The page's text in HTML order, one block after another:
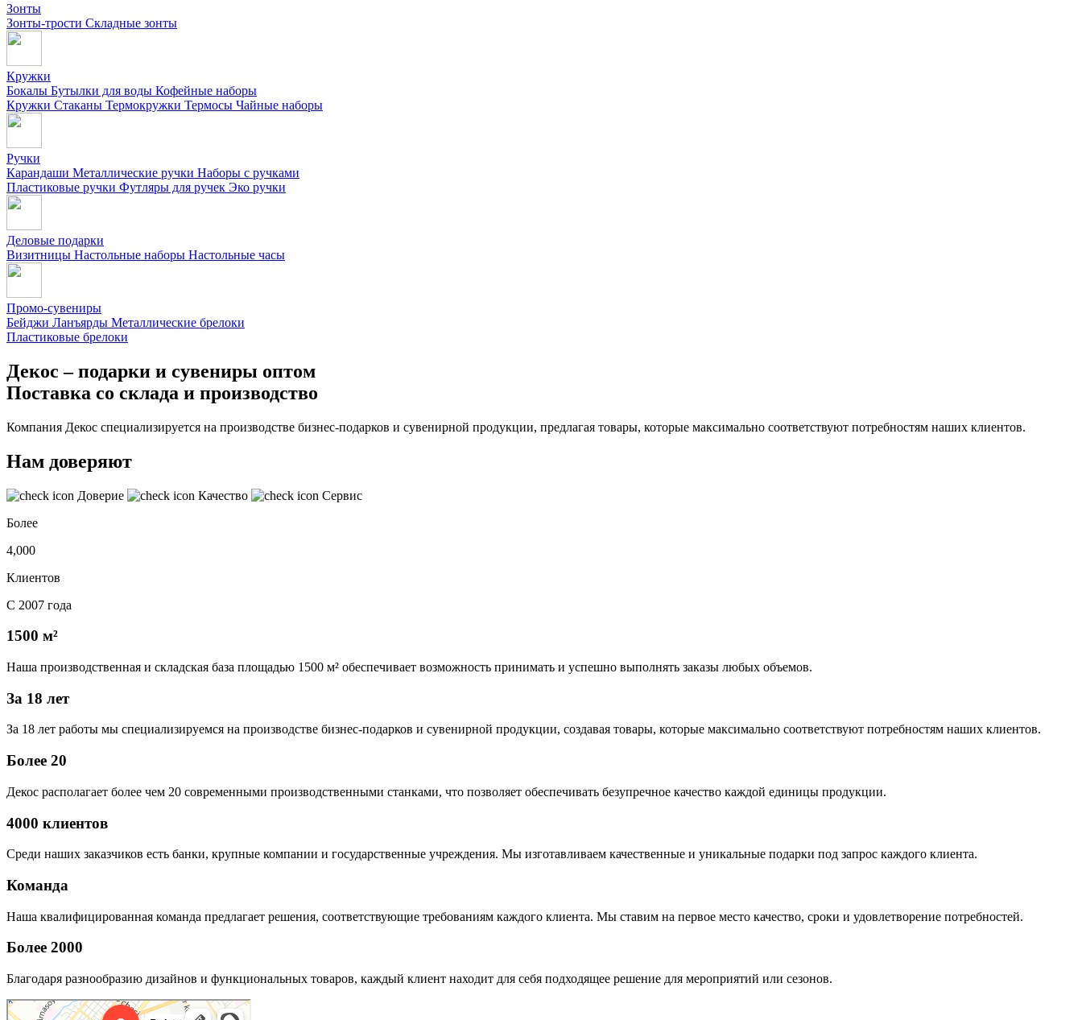
Зонты
Зонты-трости Складные зонты
Кружки
Бокалы Бутылки для воды Кофейные наборы
Кружки Стаканы Термокружки Термосы Чайные наборы
Ручки
Карандаши Металлические ручки Наборы с ручками
Пластиковые ручки Футляры для ручек Эко ручки
Деловые подарки
Визитницы Настольные наборы Настольные часы
Промо-сувениры
Бейджи Ланъярды Металлические брелоки
Пластиковые брелоки
Декос – подарки и сувениры оптом
Поставка со склада и производство
Компания Декос специализируется на производстве бизнес-подарков и сувенирной продукции, предлагая товары, которые максимально соответствуют потребностям наших клиентов.
Нам доверяют
Доверие Качество
Сервис
Более
4,000
Клиентов
С 2007 года
1500 м²
Наша производственная и складская база площадью 1500 м² обеспечивает возможность принимать и успешно выполнять заказы любых объемов.
За 18 лет
За 18 лет работы мы специализируемся на производстве бизнес-подарков и сувенирной продукции, создавая товары, которые максимально соответствуют потребностям наших клиентов.
Более 20
Декос располагает более чем 20 современными производственными станками, что позволяет обеспечивать безупречное качество каждой единицы продукции.
4000 клиентов
Среди наших заказчиков есть банки, крупные компании и государственные учреждения. Мы изготавливаем качественные и уникальные подарки под запрос каждого клиента.
Команда
Наша квалифицированная команда предлагает решения, соответствующие требованиям каждого клиента. Мы ставим на первое место качество, сроки и удовлетворение потребностей.
Более 2000
Благодаря разнообразию дизайнов и функциональных товаров, каждый клиент находит для себя подходящее решение для мероприятий или сезонов.